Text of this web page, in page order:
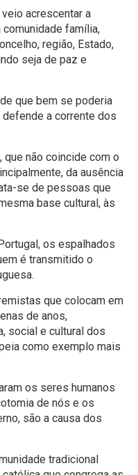
acrescentar a
comunidade família,
região, Estado,
seja de paz e
que bem se poderia
a corrente dos
que não coincide com o
da ausência
se de pessoas que
base cultural, às
os espalhados
é transmitido o
que colocam em
de anos,
social e cultural dos
como exemplo mais
os seres humanos
de nós e os
são a causa dos
tradicional